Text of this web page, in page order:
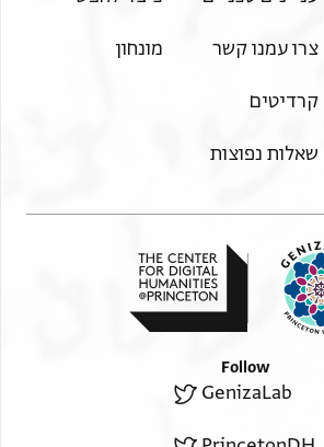
צרו עמנו קשר
קרדיטים
שאלות נפוצות
מונחון
Follow
GenizaLab